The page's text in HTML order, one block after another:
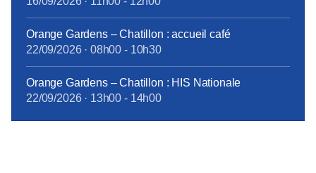
Orange Gardens – Chatillon : accueil café
22/09/2026· 08h00 - 10h30
Orange Gardens – Chatillon : HIS Nationale
22/09/2026· 13h00 - 14h00